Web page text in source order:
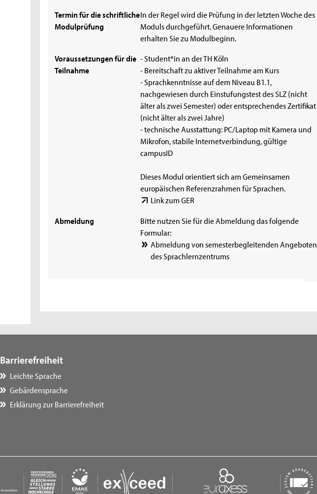
Termin für die schriftliche
Modulprüfung
In der Regel wird die Prüfung in der letzten Woche des
Moduls durchgeführt. Genauere Informationen
erhalten Sie zu Modulbeginn.
Voraussetzungen für die
Teilnahme
- Student*in an der TH Köln
- Bereitschaft zu aktiver Teilnahme am Kurs
- Sprachkenntnisse auf dem Niveau B1.1,
nachgewiesen durch Einstufungstest des SLZ (nicht
älter als zwei Semester) oder entsprechendes Zertifikat
(nicht älter als zwei Jahre)
- technische Ausstattung: PC/Laptop mit Kamera und
Mikrofon, stabile Internetverbindung, gültige
campusID
Dieses Modul orientiert sich am Gemeinsamen
europäischen Referenzrahmen für Sprachen.
Link zum GER
Abmeldung
Bitte nutzen Sie für die Abmeldung das folgende
Formular:
Abmeldung von semesterbegleitenden Angeboten
des Sprachlernzentrums
Barrierefreiheit
Leichte Sprache
Gebärdensprache
Erklärung zur Barrierefreiheit